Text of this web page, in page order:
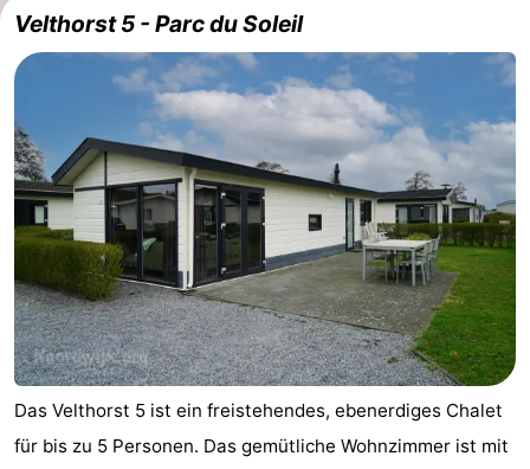
Spielplätze
-
Indoor-
Spielplätze
-
Experiences
Wellness-
Zentren
Dörfer
&
Städte
Natur
Sport
-
Schwimmbader
-
Radfahren
-
Velthorst 5 - Parc du Soleil
Das Velthorst 5 ist ein freistehendes, ebenerdiges Chalet
für bis zu 5 Personen. Das gemütliche Wohnzimmer ist mit